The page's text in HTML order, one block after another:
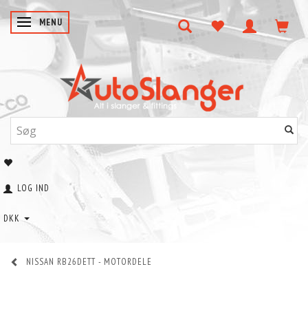
SKIFTE NAVIGATION
MENU
LOG IND
DKK
NISSAN RB26DETT - MOTORDELE